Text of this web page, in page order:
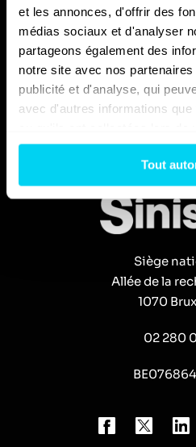
et les annonces, d'offrir des
médias sociaux et d'analyser
partageons également des
notre site avec nos
publicité et d'analyse, qui
avec d'autres informations
services.
Tout
Nous espérons que vous
instructif, et nous vous
vous avez des questions
Siège
Allée de la
1070
02 280